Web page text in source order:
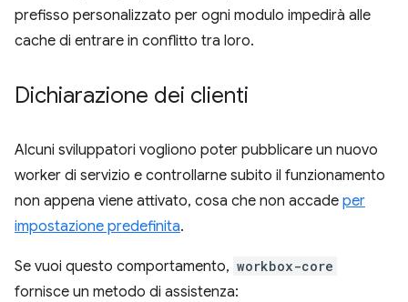
prefisso personalizzato per ogni modulo impedirà alle
cache di entrare in conflitto tra loro.
Dichiarazione dei clienti
Alcuni sviluppatori vogliono poter pubblicare un nuovo
worker di servizio e controllarne subito il funzionamento
non appena viene attivato, cosa che non accade per
impostazione predefinita.
Se vuoi questo comportamento, workbox-core
fornisce un metodo di assistenza: